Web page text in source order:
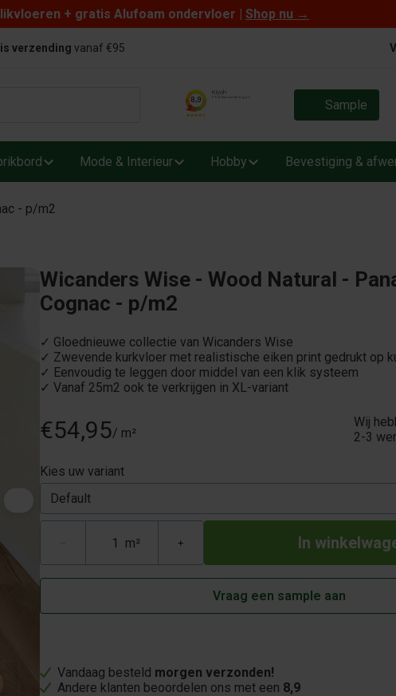
+ gratis Alufoam ondervloer | Shop nu →
verzending vanaf €95
Sample
Mode & Interieur Hobby Bevestiging &
- p/m2
Wicanders Wise - Wood Natural -
Cognac - p/m2
✓ Gloednieuwe collectie van Wicanders Wise
✓ Zwevende kurkvloer met realistische eiken print gedrukt op
✓ Eenvoudig te leggen door middel van een klik systeem
✓ Vanaf 25m2 ook te verkrijgen in XL-variant
€54,95/ m²
Wij
2-3
Kies uw variant
m² +
Vraag een sample aan
Vandaag besteld morgen verzonden!
Andere klanten beoordelen ons met een 8,9